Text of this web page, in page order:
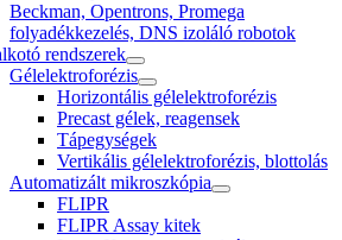
Beckman, Opentrons, Promega
folyadékkezelés, DNS izoláló robotok
rendszerek
Gélelektroforézis
Horizontális gélelektroforézis
Precast gélek, reagensek
Tápegységek
Vertikális gélelektroforézis, blottolás
Automatizált mikroszkópia
FLIPR
FLIPR Assay kitek